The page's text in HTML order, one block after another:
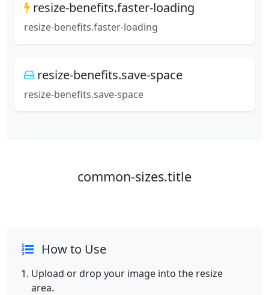
resize-benefits.faster-loading
resize-benefits.faster-loading
resize-benefits.save-space
resize-benefits.save-space
common-sizes.title
How to Use
Upload or drop your image into the resize
area.